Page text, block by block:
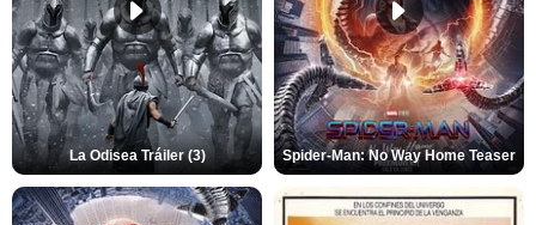
La Odisea Tráiler (3) Spider-Man: No Way Home Teaser